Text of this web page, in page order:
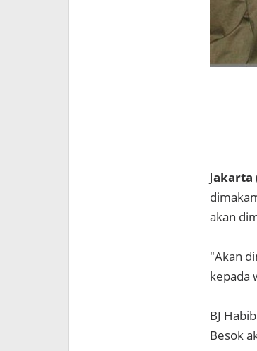
Jakarta
akan
"Akan
kepada
BJ
Besok